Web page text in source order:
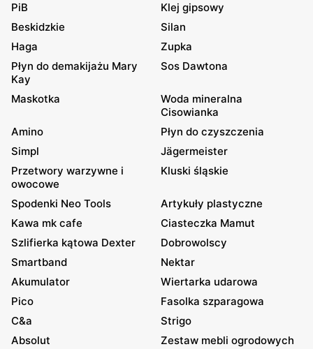
PiB
Klej gipsowy
Beskidzkie
Silan
Haga
Zupka
Płyn do demakijażu Mary
Kay
Sos Dawtona
Maskotka
Woda mineralna
Cisowianka
Amino
Płyn do czyszczenia
Simpl
Jägermeister
Przetwory warzywne i
owocowe
Kluski śląskie
Spodenki Neo Tools
Artykuły plastyczne
Kawa mk cafe
Ciasteczka Mamut
Szlifierka kątowa Dexter
Dobrowolscy
Smartband
Nektar
Akumulator
Wiertarka udarowa
Pico
Fasolka szparagowa
C&a
Strigo
Absolut
Zestaw mebli ogrodowych